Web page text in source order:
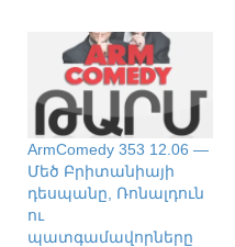
ArmComedy 353 12.06 —
Մեծ Բրիտանիայի
դեսպանը, Ռոնալդուն
ու
պատգամավորները